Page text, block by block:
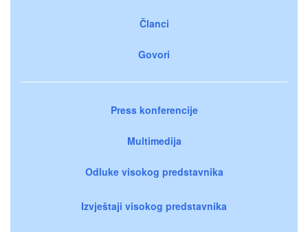
Članci
Govori
Press konferencije
Multimedija
Odluke visokog predstavnika
Izvještaji visokog predstavnika